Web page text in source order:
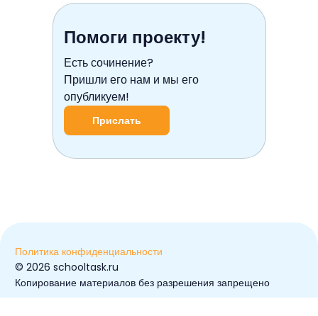
Помоги проекту!
Есть сочинение?
Пришли его нам и мы его
опубликуем!
Прислать
© ️2026 schooltask.ru
Копирование материалов без разрешения запрещено
Политика конфиденциальности